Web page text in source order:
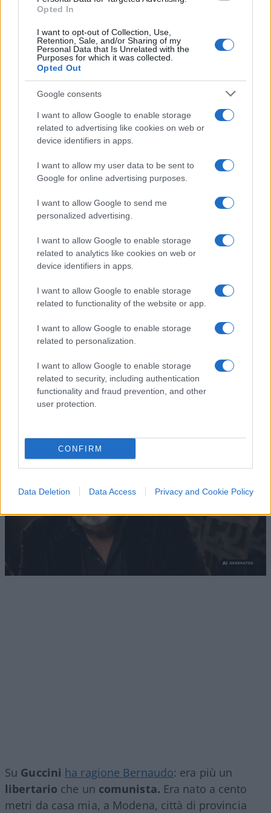
Opted In
I want to opt-out of Collection, Use,
Retention, Sale, and/or Sharing of my
Personal Data that Is Unrelated with the
Purposes for which it was collected.
Opted Out
Google consents
I want to allow Google to enable storage
related to advertising like cookies on web or
device identifiers in apps.
I want to allow my user data to be sent to
Google for online advertising purposes.
I want to allow Google to send me
personalized advertising.
I want to allow Google to enable storage
related to analytics like cookies on web or
device identifiers in apps.
I want to allow Google to enable storage
related to functionality of the website or app.
I want to allow Google to enable storage
related to personalization.
I want to allow Google to enable storage
related to security, including authentication
functionality and fraud prevention, and other
user protection.
CONFIRM
Data Deletion Data Access Privacy and Cookie Policy
vengono spesi i suoi soldi. Machiavelli,
probabilmente, avrebbe capito anche questo.
Luigi Bisignani per Il Tempo, 8 agosto 2026
Caro Porro, la sinistra lo
voleva. Ma Guccini era un
battitore libero
Il cantautore non era coercibile all'ottusa
militanza che è tanto gradita al potere
La Posta
8 Agosto 2026, 18:00
Su Guccini ha ragione Bernaudo: era più un
libertario che un comunista. Era nato a cento
metri da casa mia, a Modena, città di provincia